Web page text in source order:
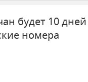
будет 10
номера